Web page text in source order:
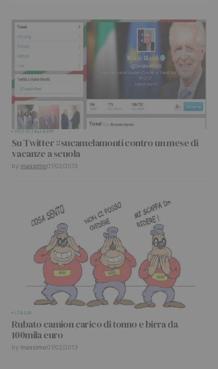
FOTOITALIAVIP
Su Twitter #sucamelamonti contro un mese di
vacanze a scuola
by massimo01/02/2013
ITALIA
Rubato camion carico di tonno e birra da
100mila euro
by massimo01/02/2013